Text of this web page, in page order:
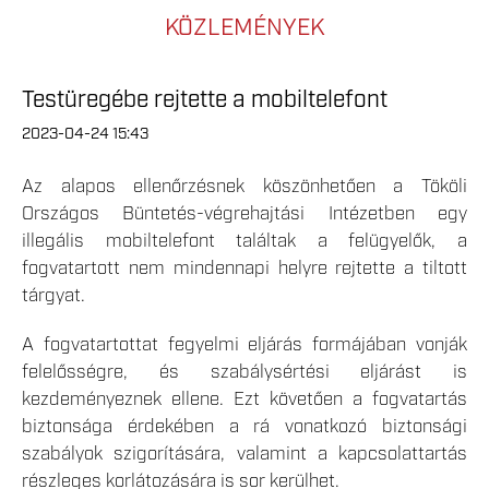
KÖZLEMÉNYEK
Testüregébe rejtette a mobiltelefont
2023-04-24 15:43
Az alapos ellenőrzésnek köszönhetően a Tököli
Országos Büntetés-végrehajtási Intézetben egy
illegális mobiltelefont találtak a felügyelők, a
fogvatartott nem mindennapi helyre rejtette a tiltott
tárgyat.
A fogvatartottat fegyelmi eljárás formájában vonják
felelősségre, és szabálysértési eljárást is
kezdeményeznek ellene. Ezt követően a fogvatartás
biztonsága érdekében a rá vonatkozó biztonsági
szabályok szigorítására, valamint a kapcsolattartás
részleges korlátozására is sor kerülhet.